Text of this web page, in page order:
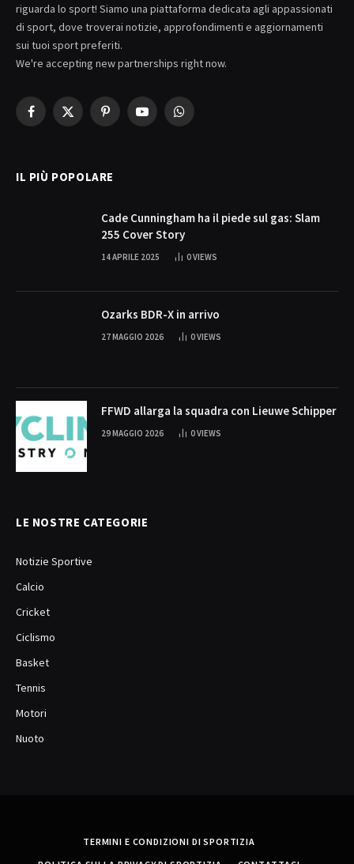
riguarda lo sport! Siamo una piattaforma dedicata agli appassionati
di sport, dove troverai notizie, approfondimenti e aggiornamenti
sui tuoi sport preferiti.
We're accepting new partnerships right now.
Facebook
X
PinterestYouTubeWhatsApp
IL PIÙ POPOLARE
Cade Cunningham ha il piede sul gas: Slam
255 Cover Story
14 APRILE 2025 0VIEWS
Ozarks BDR-X in arrivo
27 MAGGIO 2026 0VIEWS
FFWD allarga la squadra con Lieuwe Schipper
29 MAGGIO 2026 0VIEWS
LE NOSTRE CATEGORIE
Notizie Sportive
Calcio
Cricket
Ciclismo
Basket
Tennis
Motori
Nuoto
TERMINI E CONDIZIONI DI SPORTIZIA